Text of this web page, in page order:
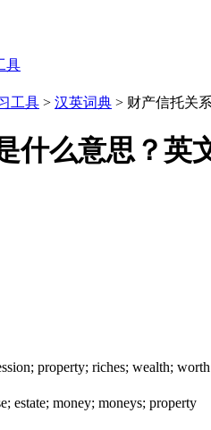
具
工具 > 汉英词典 > 财产信托关系
什么意思？英
property; riches; wealth; worth
estate; money; moneys; property